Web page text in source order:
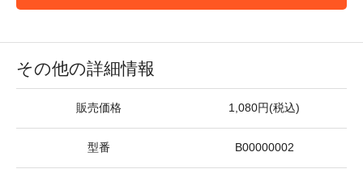
その他の詳細情報
販売価格 1,080円(税込)
型番 B00000002